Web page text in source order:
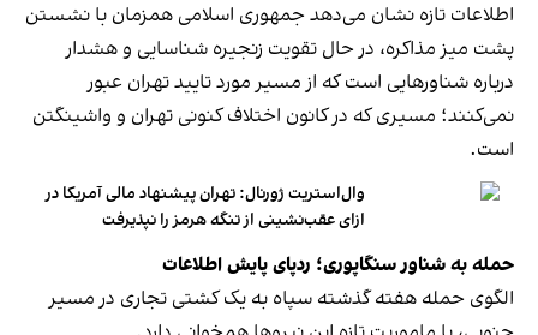
اطلاعات تازه نشان می‌دهد جمهوری اسلامی همزمان با نشستن
پشت میز مذاکره، در حال تقویت زنجیره شناسایی و هشدار
درباره شناورهایی است که از مسیر مورد تایید تهران عبور
نمی‌کنند؛ مسیری که در کانون اختلاف کنونی تهران و واشینگتن
است.
وال‌استریت ژورنال: تهران پیشنهاد مالی آمریکا در
ازای عقب‌نشینی از تنگه هرمز را نپذیرفت
حمله به شناور سنگاپوری؛ ردپای پایش اطلاعات
الگوی حمله هفته گذشته سپاه به یک کشتی تجاری در مسیر